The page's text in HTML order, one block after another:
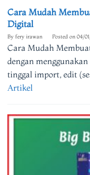
Cara Mudah
Digital
By fery irawan Posted on 04/
Cara Mudah
dengan
tinggal import, edit
Artikel